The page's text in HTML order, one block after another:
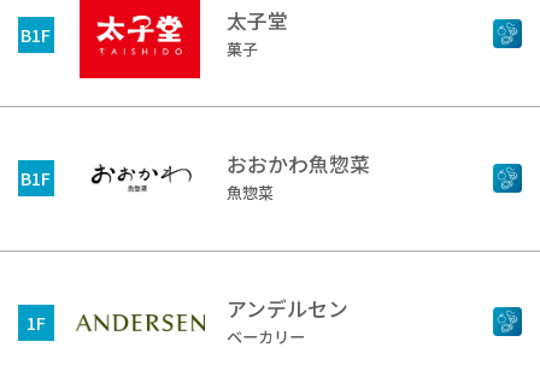
B1F 太子堂
菓子
B1F おおかわ魚惣菜
魚惣菜
1F アンデルセン
ベーカリー